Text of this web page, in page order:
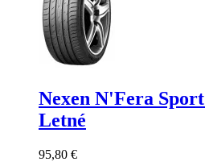
Nexen N'Fera Sport
Letné
95,80 €